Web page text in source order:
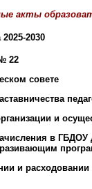
акты
2030
22
совете
и
в
и